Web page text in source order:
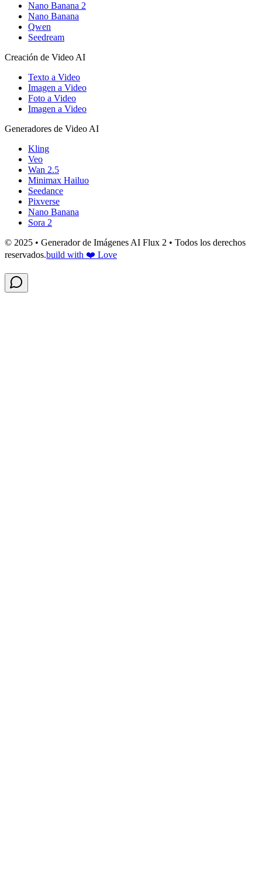
Nano Banana 2
Nano Banana
Qwen
Seedream
Creación de Video AI
Texto a Video
Imagen a Video
Foto a Video
Imagen a Video
Generadores de Video AI
Kling
Veo
Wan 2.5
Minimax Hailuo
Seedance
Pixverse
Nano Banana
Sora 2
© 2025 • Generador de Imágenes AI Flux 2 • Todos los derechos
reservados.build with ❤️ Love